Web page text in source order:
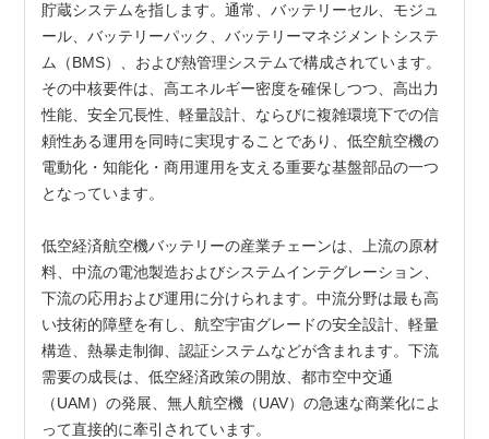
貯蔵システムを指します。通常、バッテリーセル、モジュ
ール、バッテリーパック、バッテリーマネジメントシステ
ム（BMS）、および熱管理システムで構成されています。
その中核要件は、高エネルギー密度を確保しつつ、高出力
性能、安全冗長性、軽量設計、ならびに複雑環境下での信
頼性ある運用を同時に実現することであり、低空航空機の
電動化・知能化・商用運用を支える重要な基盤部品の一つ
となっています。
低空経済航空機バッテリーの産業チェーンは、上流の原材
料、中流の電池製造およびシステムインテグレーション、
下流の応用および運用に分けられます。中流分野は最も高
い技術的障壁を有し、航空宇宙グレードの安全設計、軽量
構造、熱暴走制御、認証システムなどが含まれます。下流
需要の成長は、低空経済政策の開放、都市空中交通
（UAM）の発展、無人航空機（UAV）の急速な商業化によ
って直接的に牽引されています。